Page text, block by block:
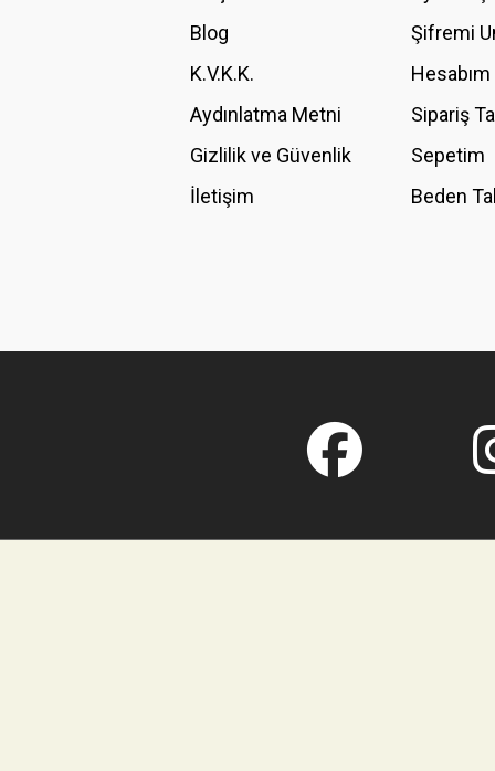
Ürün fiyatı diğer sitelerden daha pahalı.
Bu ürüne benzer farklı alternatifler olmalı.
Blog
K.V.K.K.
Aydınlatma Metni
Gizlilik ve Güvenlik
İletişim
Şifremi
Hesabım
Sipariş
Sepetim
Beden